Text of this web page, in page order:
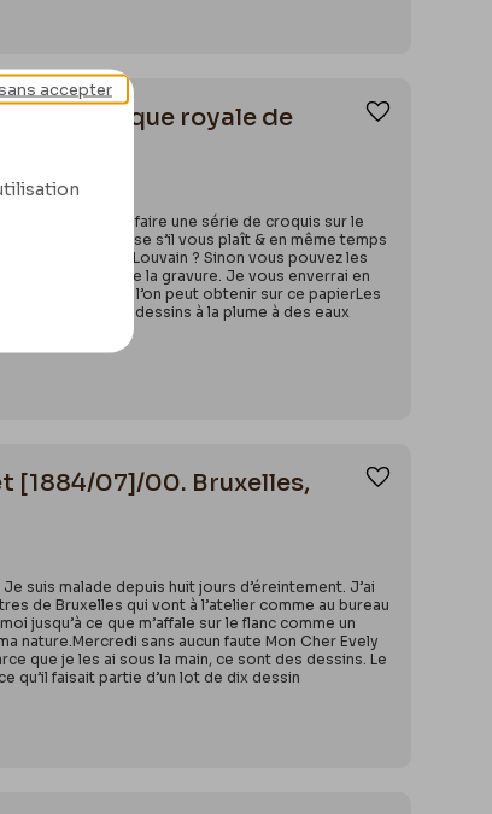
Bibliothèque royale de
Je suis obligé de faire une série de croquis sur le
mot de réponse s’il vous plaît & en même temps
98. Rue de Louvain ? Sinon vous pouvez les
faire l’essai de la gravure. Je vous enverrai en
le résultat que l’on peut obtenir sur ce papierLes
ressembler les dessins à la plume à des eaux
Ajouter
[1884/07]/00. Bruxelles,
suis malade depuis huit jours d’éreintement. J’ai
de Bruxelles qui vont à l’atelier comme au bureau
jusqu’à ce que m’affale sur le flanc comme un
nature.Mercredi sans aucun faute Mon Cher Evely
que je les ai sous la main, ce sont des dessins. Le
qu’il faisait partie d’un lot de dix dessin
Ajouter
accepter